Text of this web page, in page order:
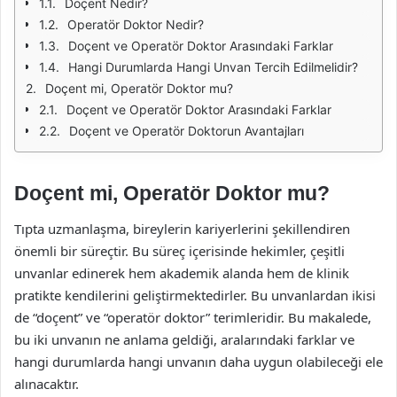
Doçent Nedir?
Operatör Doktor Nedir?
Doçent ve Operatör Doktor Arasındaki Farklar
Hangi Durumlarda Hangi Unvan Tercih Edilmelidir?
Doçent mi, Operatör Doktor mu?
Doçent ve Operatör Doktor Arasındaki Farklar
Doçent ve Operatör Doktorun Avantajları
Doçent mi, Operatör Doktor mu?
Tıpta uzmanlaşma, bireylerin kariyerlerini şekillendiren
önemli bir süreçtir. Bu süreç içerisinde hekimler, çeşitli
unvanlar edinerek hem akademik alanda hem de klinik
pratikte kendilerini geliştirmektedirler. Bu unvanlardan ikisi
de “doçent” ve “operatör doktor” terimleridir. Bu makalede,
bu iki unvanın ne anlama geldiği, aralarındaki farklar ve
hangi durumlarda hangi unvanın daha uygun olabileceği ele
alınacaktır.